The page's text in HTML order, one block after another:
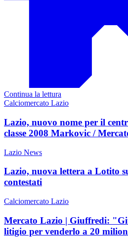
Continua la lettura
Calciomercato Lazio
Lazio, nuovo nome per il
classe 2008 Markovic /
Lazio News
Lazio, nuova lettera a Lotito
contestati
Calciomercato Lazio
Mercato Lazio | Giuffredi:
litigio per venderlo a 20